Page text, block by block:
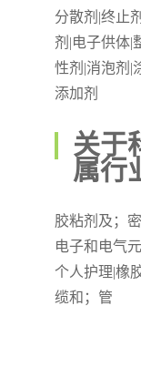
分散剂|终止
剂|电子供体|
性剂|消泡剂|
添加剂
关于
属行
胶粘剂及；
电子和电气
个人护理|橡
缆和；管